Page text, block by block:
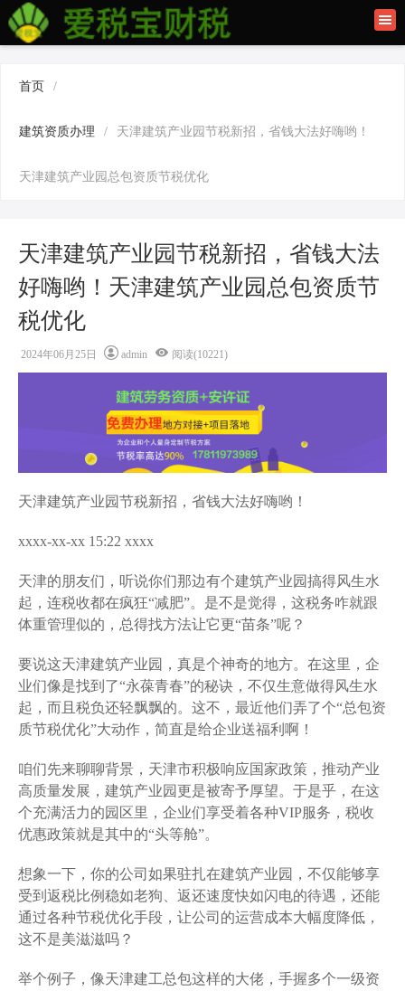
首页
首页 /
建筑资质办理 / 天津建筑产业园节税新招，省钱大法好嗨哟！
天津建筑产业园总包资质节税优化
天津建筑产业园节税新招，省钱大法
好嗨哟！天津建筑产业园总包资质节
税优化
2024年06月25日 admin 阅读(10221)
天津建筑产业园节税新招，省钱大法好嗨哟！
xxxx-xx-xx 15:22 xxxx
天津的朋友们，听说你们那边有个建筑产业园搞得风生水
起，连税收都在疯狂“减肥”。是不是觉得，这税务咋就跟
体重管理似的，总得找方法让它更“苗条”呢？
要说这天津建筑产业园，真是个神奇的地方。在这里，企
业们像是找到了“永葆青春”的秘诀，不仅生意做得风生水
起，而且税负还轻飘飘的。这不，最近他们弄了个“总包资
质节税优化”大动作，简直是给企业送福利啊！
咱们先来聊聊背景，天津市积极响应国家政策，推动产业
高质量发展，建筑产业园更是被寄予厚望。于是乎，在这
个充满活力的园区里，企业们享受着各种VIP服务，税收
优惠政策就是其中的“头等舱”。
想象一下，你的公司如果驻扎在建筑产业园，不仅能够享
受到返税比例稳如老狗、返还速度快如闪电的待遇，还能
通过各种节税优化手段，让公司的运营成本大幅度降低，
这不是美滋滋吗？
举个例子，像天津建工总包这样的大佬，手握多个一级资